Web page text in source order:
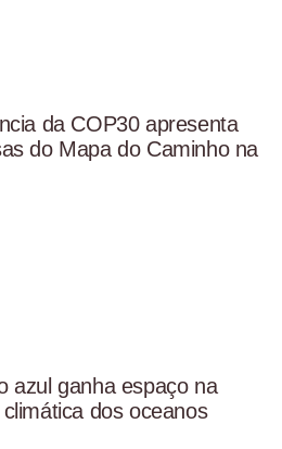
da COP30 apresenta
do Mapa do Caminho na
azul ganha espaço na
dos oceanos